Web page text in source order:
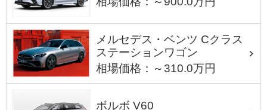
メルセデス・ベンツ Cクラス
ステーションワゴン
相場価格：～310.0万円
ボルボ V60